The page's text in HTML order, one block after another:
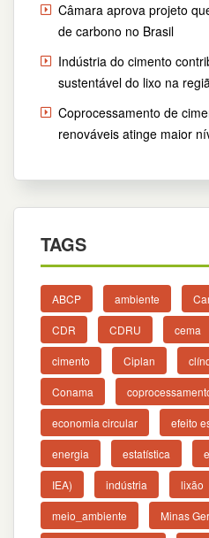
Câmara aprova projeto
de carbono no Brasil
Indústria do cimento
sustentável do lixo na
Coprocessamento de
renováveis atinge maior
TAGS
ABCP ambiente
CDR CDRU cema
cimento Ciplan
Conama
economia circular efeito
energia estatística
IEA) indústria lixão
meio_ambiente Minas